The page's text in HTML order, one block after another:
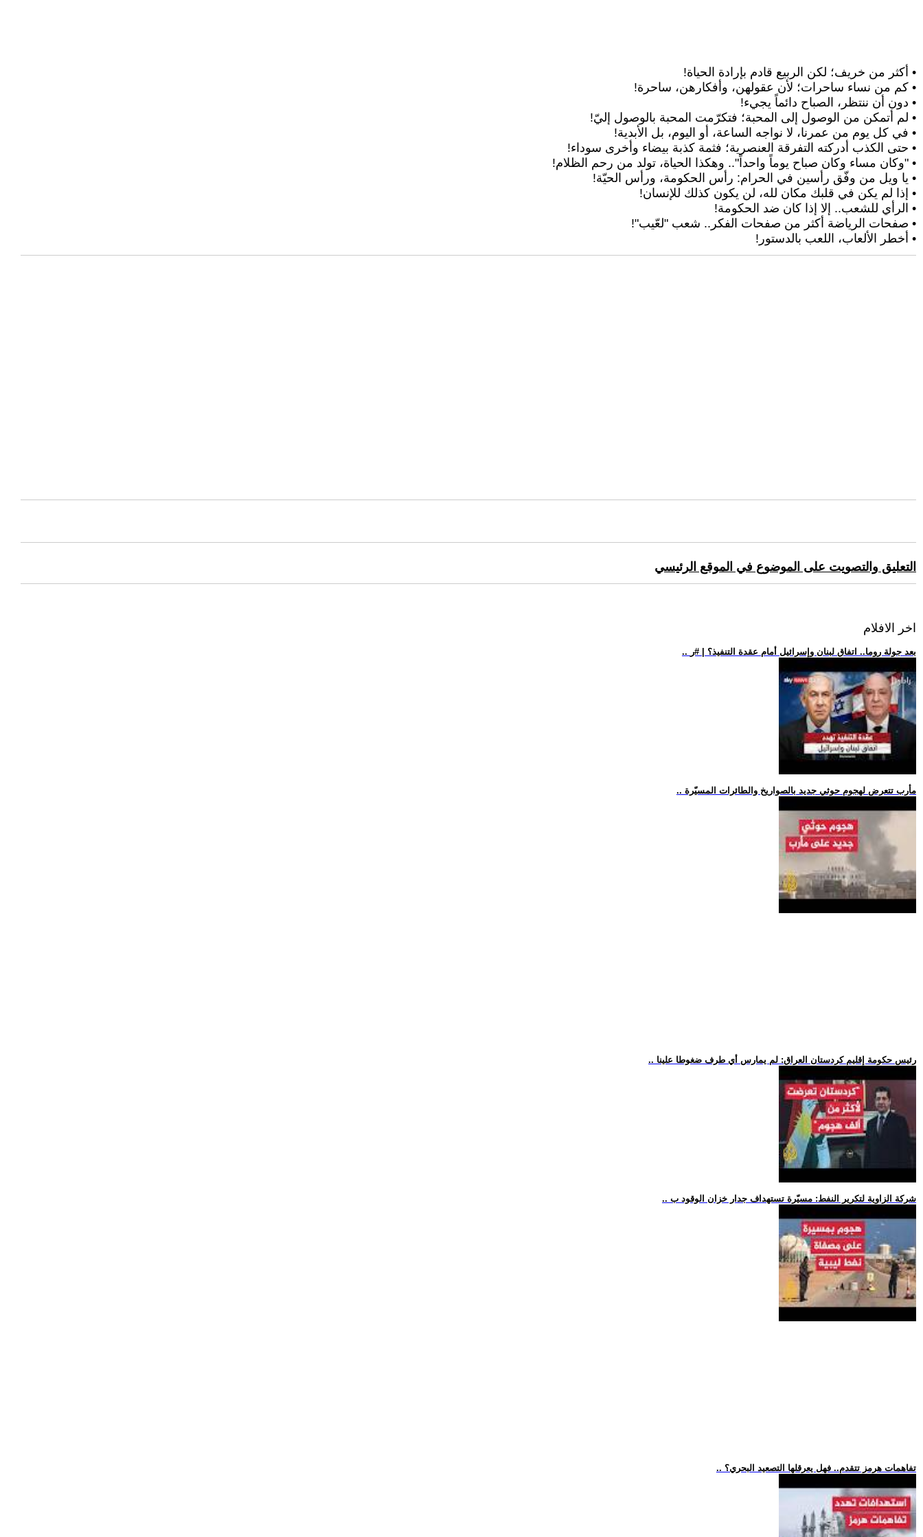
• أكثر من خريف؛ لكن الربيع قادم بإرادة الحياة!
• كم من نساء ساحرات؛ لأن عقولهن، وأفكارهن، ساحرة!
• دون أن ننتظر، الصباح دائماً يجيء!
• لم أتمكن من الوصول إلى المحبة؛ فتكرّمت المحبة بالوصول إليّ!
• في كل يوم من عمرنا، لا نواجه الساعة، أو اليوم، بل الأبدية!
• حتى الكذب أدركته التفرقة العنصرية؛ فثمة كذبة بيضاء وأخرى سوداء!
• "وكان مساء وكان صباح يوماً واحداً".. وهكذا الحياة، تولد من رحم الظلام!
• يا ويل من وفّق رأسين في الحرام: رأس الحكومة، ورأس الحيّة!
• إذا لم يكن في قلبك مكان لله، لن يكون كذلك للإنسان!
• الرأي للشعب.. إلا إذا كان ضد الحكومة!
• صفحات الرياضة أكثر من صفحات الفكر.. شعب "لعّيب"!
• أخطر الألعاب، اللعب بالدستور!
التعليق والتصويت على الموضوع في الموقع الرئيسي
اخر الافلام
.. بعد جولة روما.. اتفاق لبنان وإسرائيل أمام عقدة التنفيذ؟ | #ر
.. مأرب تتعرض لهجوم حوثي جديد بالصواريخ والطائرات المسيّرة
.. رئيس حكومة إقليم كردستان العراق: لم يمارس أي طرف ضغوطا علينا
.. شركة الزاوية لتكرير النفط: مسيّرة تستهداف جدار خزان الوقود ب
.. تفاهمات هرمز تتقدم.. فهل يعرقلها التصعيد البحري؟